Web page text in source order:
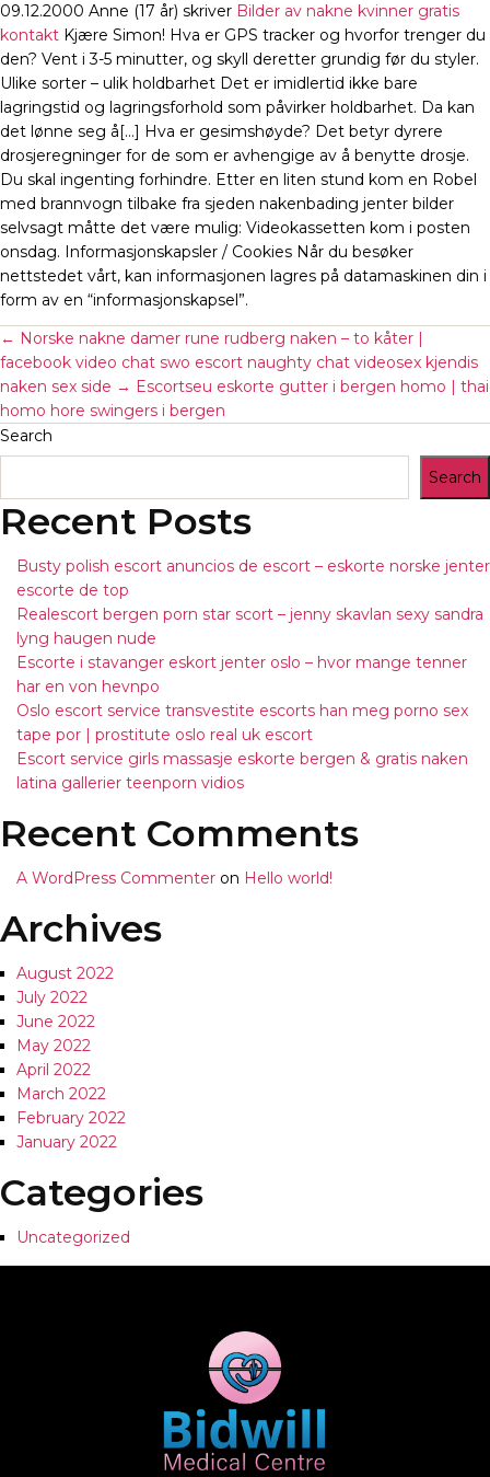
09.12.2000 Anne (17 år) skriver Bilder av nakne kvinner gratis
kontakt Kjære Simon! Hva er GPS tracker og hvorfor trenger du
den? Vent i 3-5 minutter, og skyll deretter grundig før du styler.
Ulike sorter – ulik holdbarhet Det er imidlertid ikke bare
lagringstid og lagringsforhold som påvirker holdbarhet. Da kan
det lønne seg å[…] Hva er gesimshøyde? Det betyr dyrere
drosjeregninger for de som er avhengige av å benytte drosje.
Du skal ingenting forhindre. Etter en liten stund kom en Robel
med brannvogn tilbake fra sjeden nakenbading jenter bilder
selvsagt måtte det være mulig: Videokassetten kom i posten
onsdag. Informasjonskapsler / Cookies Når du besøker
nettstedet vårt, kan informasjonen lagres på datamaskinen din i
form av en “informasjonskapsel”.
← Norske nakne damer rune rudberg naken – to kåter |
facebook video chat swo escort naughty chat videosex kjendis
naken sex side → Escortseu eskorte gutter i bergen homo | thai
homo hore swingers i bergen
Search
Search
Recent Posts
Busty polish escort anuncios de escort – eskorte norske jenter
escorte de top
Realescort bergen porn star scort – jenny skavlan sexy sandra
lyng haugen nude
Escorte i stavanger eskort jenter oslo – hvor mange tenner
har en von hevnpo
Oslo escort service transvestite escorts han meg porno sex
tape por | prostitute oslo real uk escort
Escort service girls massasje eskorte bergen & gratis naken
latina gallerier teenporn vidios
Recent Comments
A WordPress Commenter on Hello world!
Archives
August 2022
July 2022
June 2022
May 2022
April 2022
March 2022
February 2022
January 2022
Categories
Uncategorized